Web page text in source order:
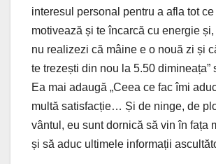
interesul personal pentru a afla tot
motivează și te încarcă cu energie
nu realizezi că mâine e o nouă zi și
te trezești din nou la 5.50 dimineața”
Ea mai adaugă „Ceea ce fac îmi
multă satisfacție… Și de ninge, de
vântul, eu sunt dornică să vin în fața
și să aduc ultimele informații